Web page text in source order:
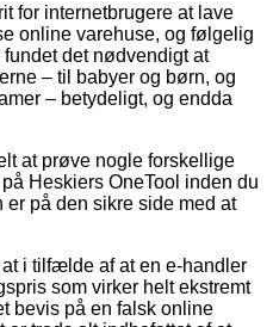
for internetbrugere at lave
online varehuse, og følgelig
det nødvendigt at
– til babyer og børn, og
– betydeligt, og endda
at prøve nogle forskellige
Heskiers OneTool inden du
er på den sikre side med at
i tilfælde af at en e-handler
som virker helt ekstremt
bevis på en falsk online